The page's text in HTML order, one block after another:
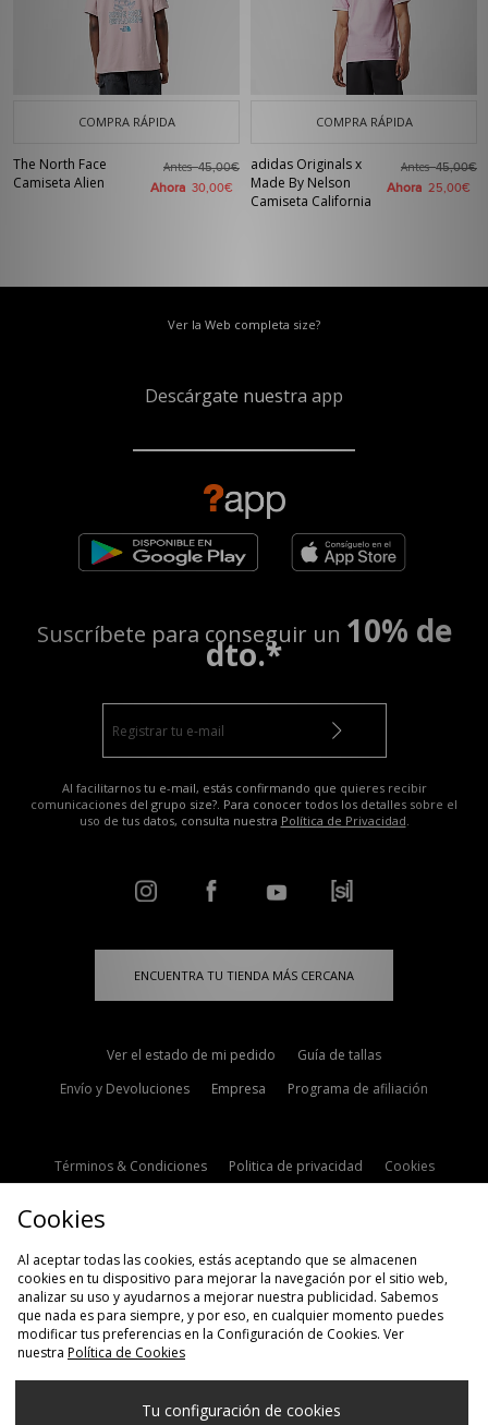
COMPRA RÁPIDA
The North Face
Camiseta Alien
Antes45,00€
Ahora 30,00€
COMPRA RÁPIDA
adidas Originals x
Made By Nelson
Camiseta California
Antes45,00€
Ahora 25,00€
Ver la Web completa size?
Descárgate nuestra app
Suscríbete para conseguir un 10% de
dto.*
Al facilitarnos tu e-mail, estás confirmando que quieres recibir
comunicaciones del grupo size?. Para conocer todos los detalles sobre el
uso de tus datos, consulta nuestra Política de Privacidad.
ENCUENTRA TU TIENDA MÁS CERCANA
Ver el estado de mi pedido
Guía de tallas
Envío y Devoluciones
Empresa Programa de afiliación
Términos & Condiciones Politica de privacidad
Cookies
Selecciona País
España
Cookies
Al aceptar todas las cookies, estás aceptando que se almacenen
cookies en tu dispositivo para mejorar la navegación por el sitio web,
analizar su uso y ayudarnos a mejorar nuestra publicidad. Sabemos
que nada es para siempre, y por eso, en cualquier momento puedes
modificar tus preferencias en la Configuración de Cookies. Ver
nuestra Política de Cookies
Tu configuración de cookies